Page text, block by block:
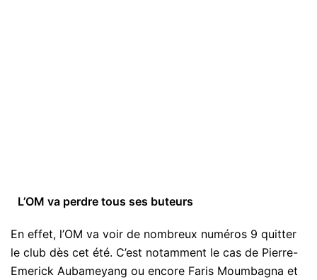
L’OM va perdre tous ses buteurs
En effet, l’OM va voir de nombreux numéros 9 quitter
le club dès cet été. C’est notamment le cas de Pierre-
Emerick Aubameyang ou encore Faris Moumbagna et